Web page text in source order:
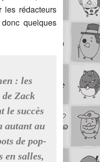
les rédacteurs
quelques
: les
Zack
le succès
autant au
de pop-
en salles,